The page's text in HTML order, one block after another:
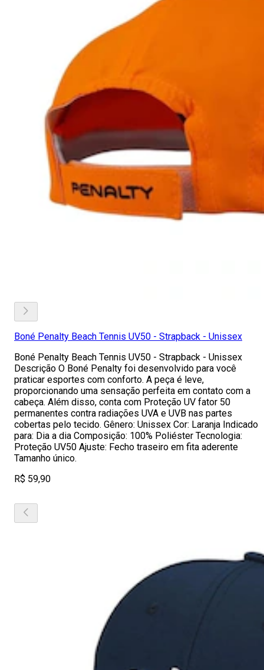
Boné Penalty Beach Tennis UV50 - Strapback - Unissex
Boné Penalty Beach Tennis UV50 - Strapback - Unissex
Descrição O Boné Penalty foi desenvolvido para você
praticar esportes com conforto. A peça é leve,
proporcionando uma sensação perfeita em contato com a
cabeça. Além disso, conta com Proteção UV fator 50
permanentes contra radiações UVA e UVB nas partes
cobertas pelo tecido. Gênero: Unissex Cor: Laranja Indicado
para: Dia a dia Composição: 100% Poliéster Tecnologia:
Proteção UV50 Ajuste: Fecho traseiro em fita aderente
Tamanho único.
R$ 59,90